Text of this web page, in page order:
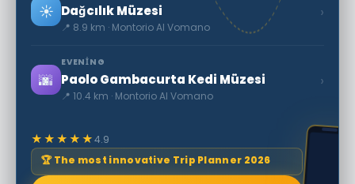
☀️ Dağcılık Müzesi
📍 8.9 km · Montorio Al Vomano
›
🌆
EVENING
Paolo Gambacurta Kedi Müzesi
📍 10.4 km · Montorio Al Vomano
›
★★★★★4.9
🏆 The most innovative Trip Planner 2026